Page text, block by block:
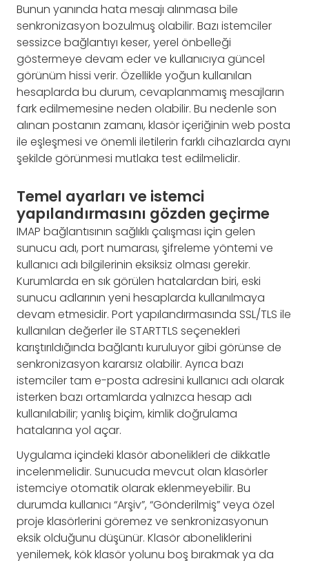
Bunun yanında hata mesajı alınmasa bile
senkronizasyon bozulmuş olabilir. Bazı istemciler
sessizce bağlantıyı keser, yerel önbelleği
göstermeye devam eder ve kullanıcıya güncel
görünüm hissi verir. Özellikle yoğun kullanılan
hesaplarda bu durum, cevaplanmamış mesajların
fark edilmemesine neden olabilir. Bu nedenle son
alınan postanın zamanı, klasör içeriğinin web posta
ile eşleşmesi ve önemli iletilerin farklı cihazlarda aynı
şekilde görünmesi mutlaka test edilmelidir.
Temel ayarları ve istemci
yapılandırmasını gözden geçirme
IMAP bağlantısının sağlıklı çalışması için gelen
sunucu adı, port numarası, şifreleme yöntemi ve
kullanıcı adı bilgilerinin eksiksiz olması gerekir.
Kurumlarda en sık görülen hatalardan biri, eski
sunucu adlarının yeni hesaplarda kullanılmaya
devam etmesidir. Port yapılandırmasında SSL/TLS ile
kullanılan değerler ile STARTTLS seçenekleri
karıştırıldığında bağlantı kuruluyor gibi görünse de
senkronizasyon kararsız olabilir. Ayrıca bazı
istemciler tam e-posta adresini kullanıcı adı olarak
isterken bazı ortamlarda yalnızca hesap adı
kullanılabilir; yanlış biçim, kimlik doğrulama
hatalarına yol açar.
Uygulama içindeki klasör abonelikleri de dikkatle
incelenmelidir. Sunucuda mevcut olan klasörler
istemciye otomatik olarak eklenmeyebilir. Bu
durumda kullanıcı “Arşiv”, “Gönderilmiş” veya özel
proje klasörlerini göremez ve senkronizasyonun
eksik olduğunu düşünür. Klasör aboneliklerini
yenilemek, kök klasör yolunu boş bırakmak ya da